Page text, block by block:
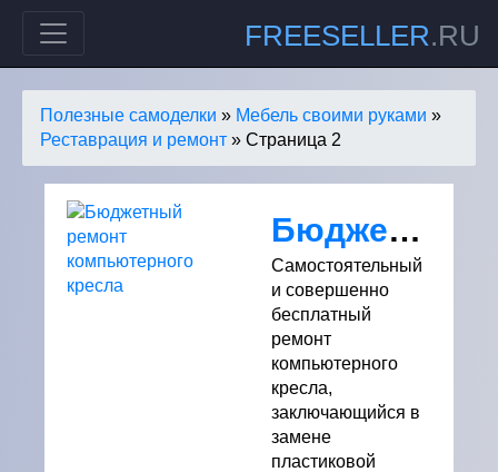
FREESELLER.RU
Полезные самоделки » Мебель своими руками »
Реставрация и ремонт » Страница 2
Бюджетный ремонт компьютерного кресла
Самостоятельный
и совершенно
бесплатный
ремонт
компьютерного
кресла,
заключающийся в
замене
пластиковой